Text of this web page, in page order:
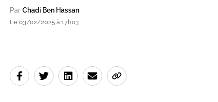
Par Chadi Ben Hassan
Le 03/02/2025 à 17h03